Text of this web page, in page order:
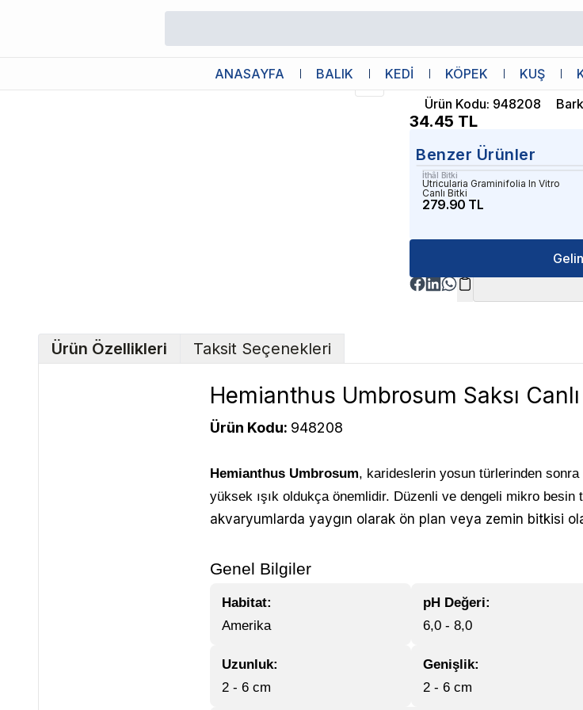
ANASAYFA BALIK KEDİ KÖPEK KUŞ
İthâl Bitki
Hemianthus
Ürün Kodu: 948208
34.45 TL
Benzer Ürünler
İthâl Bitki
Utricularia Graminifolia In Vitro
Canlı Bitki
279.90 TL
Ürün Özellikleri Taksit Seçenekleri
Hemianthus Umbrosum Saksı
Ürün Kodu: 948208
Hemianthus Umbrosum, karideslerin yosun türlerinden
yüksek ışık oldukça önemlidir. Düzenli ve dengeli mikro besin
akvaryumlarda yaygın olarak ön plan veya zemin bitkisi
Genel Bilgiler
Habitat:
Amerika
pH Değeri:
6,0 - 8,0
Uzunluk:
2 - 6 cm
Genişlik:
2 - 6 cm